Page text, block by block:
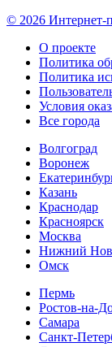
© 2026 Интернет-
О проекте
Политика
Политика
Условия
Все города
Волгоград
Воронеж
Казань
Краснодар
Красноярск
Москва
Нижний
Омск
Пермь
Ростов-на-
Самара
Санкт-